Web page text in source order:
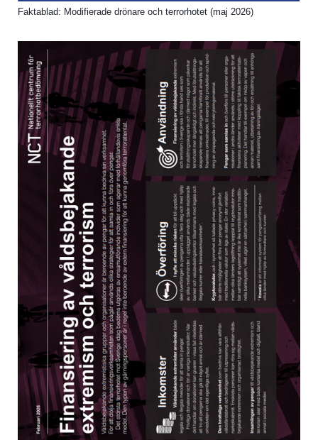
Faktablad: Modifierade drönare och terrorhotet (maj 2026)